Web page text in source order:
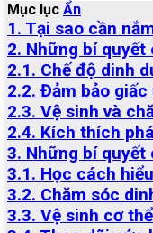
Mục lục Ẩn
1. Tại sao cần
2. Những bí
2.1. Chế độ dinh
2.2. Đảm bảo
2.3. Vệ sinh và
2.4. Kích thích
3. Những bí
3.1. Học cách
3.2. Chăm sóc
3.3. Vệ sinh cơ